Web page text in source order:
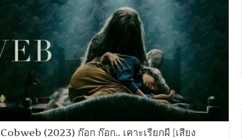
(2023) ก๊อก ก๊อก.. เคาะเรียกผี [เสียง